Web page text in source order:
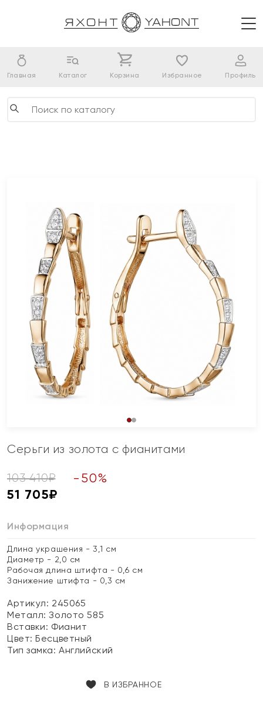
Главная Каталог Корзина Избранное Профиль
Серьги из золота с фианитами
103 410₽ - 50%
51 705₽
Информация
Длина украшения - 3,1 см
Диаметр - 2,0 см
Рабочая длина штифта - 0,6 см
Занижение штифта - 0,3 см
Артикул: 245065
Металл:Золото 585
Вставки: Фианит
Цвет:Бесцветный
Тип замка:Английский
В ИЗБРАННОЕ